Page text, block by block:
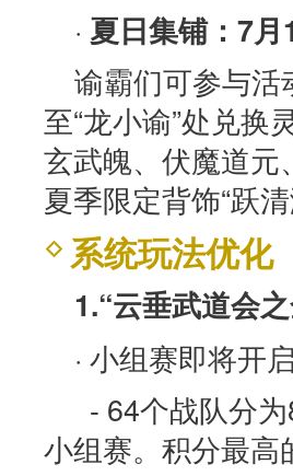
· 夏日集铺：7
谕霸们可参与活
至“龙小谕”处兑换
玄武魄、伏魔道
夏季限定背饰“跃清
系统玩法优化
1.“云垂武道会
· 小组赛即将开
- 64个战队分
小组赛。积分最